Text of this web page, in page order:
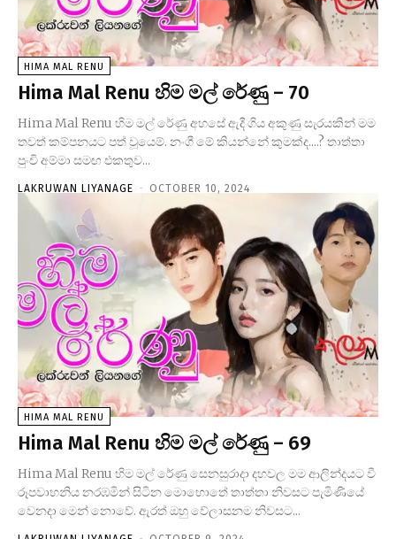
HIMA MAL RENU
Hima Mal Renu හිම මල් රේණු – 70
Hima Mal Renu හිම මල් රේණු අහසේ ඇදී ගිය අකුණු සැරයකින් මම
තවත් කම්පනයට පත් වූයෙම්. නංගී මේ කියන්නේ කුමක්ද....? තාත්තා
පුංචි අම්මා සමඟ එකතුව...
LAKRUWAN LIYANAGE - OCTOBER 10, 2024
HIMA MAL RENU
Hima Mal Renu හිම මල් රේණු – 69
Hima Mal Renu හිම මල් රේණු සෙනසුරාදා දහවල මම ආලින්දයට වී
රූපවාහනිය නරඹමින් සිටින මොහොතේ තාත්තා නිවසට පැමිණියේ
වෙනදා මෙන් නොවේ. ඇරත් ඔහු වේලාසනම නිවසට...